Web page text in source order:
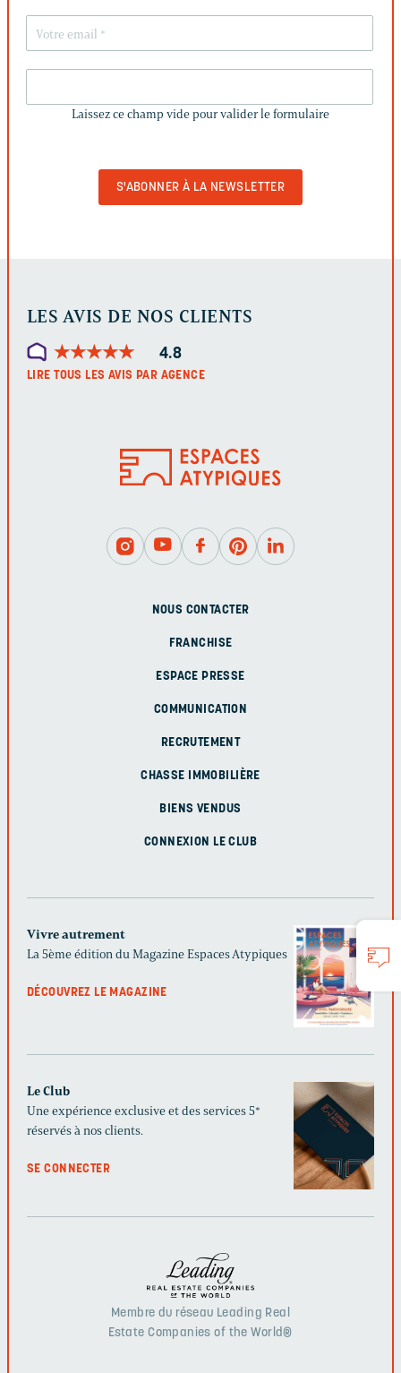
CHAMP
Laissez ce champ vide pour valider le formulaire
LES AVIS DE NOS CLIENTS
★★★★★
★★★★★ 4.8
LIRE TOUS LES AVIS PAR AGENCE
NOUS CONTACTER
FRANCHISE
ESPACE PRESSE
COMMUNICATION
RECRUTEMENT
CHASSE IMMOBILIÈRE
BIENS VENDUS
CONNEXION LE CLUB
Vivre autrement
La 5ème édition du Magazine Espaces Atypiques
DÉCOUVREZ LE MAGAZINE
Le Club
Une expérience exclusive et des services 5*
réservés à nos clients.
SE CONNECTER
Membre du réseau Leading Real
Estate Companies of the World®